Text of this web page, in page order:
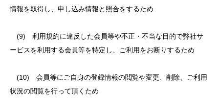
情報を取得し、申し込み情報と照合をするため
(9) 利用規約に違反した会員等や不正・不当な目的で弊社サ
ービスを利用する会員等を特定し、ご利用をお断りするため
(10) 会員等にご自身の登録情報の閲覧や変更、削除、ご利用
状況の閲覧を行って頂くため